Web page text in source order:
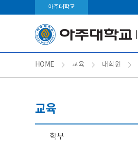
아주대학교
HOME 교육 대학원
교육
학부